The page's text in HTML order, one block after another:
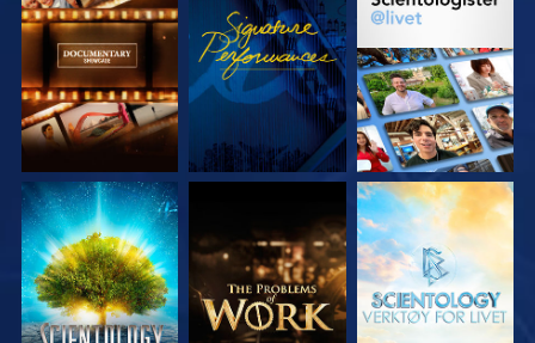
UTFORSK SERIEN SE UTFORSK SERIEN
UTFORSK SERIEN UTFORSK SERIEN UTFORSK SERIEN